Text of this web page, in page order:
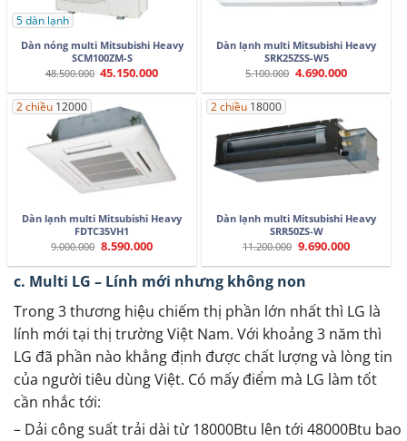
5 dàn lạnh
Dàn nóng multi Mitsubishi Heavy
SCM100ZM-S
48.500.000 Giá
gốc
là:
45.150.000
tại
45.150.000.
Dàn lạnh multi Mitsubishi Heavy
SRK25ZSS-W5
5.100.000 Giá
gốc
là:
4.690.000Giá
tại
2 chiều 12000
Dàn lạnh multi Mitsubishi Heavy
FDTC35VH1
9.000.000 Giá
gốc
là:
9.000.000.
8.590.000Giá
tại
là:
8.590.000.
2 chiều 18000
Dàn lạnh multi Mitsubishi Heavy
SRR50ZS-W
11.200.000 Giá
gốc
là:
9.690.000Giá
tại
c. Multi LG – Lính mới nhưng không non
Trong 3 thương hiệu chiếm thị phần lớn nhất thì LG là
lính mới tại thị trường Việt Nam. Với khoảng 3 năm thì
LG đã phần nào khẳng định được chất lượng và lòng tin
của người tiêu dùng Việt. Có mấy điểm mà LG làm tốt
cần nhắc tới:
– Dải công suất trải dài từ 18000Btu lên tới 48000Btu bao